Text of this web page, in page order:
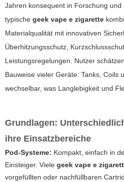
Jahren konsequent in Forschung
typische geek vape e zigarette
Materialqualität mit innovativen
Überhitzungsschutz,
Leistungsregelungen. Nutzer
Bauweise vieler Geräte: Tanks, Coils
wechselbar, was Langlebigkeit und
Grundlagen:
ihre Einsatzbereiche
Pod-Systeme: Kompakt, einfach in
Einsteiger. Viele geek vape e
vorgefüllten oder nachfüllbaren